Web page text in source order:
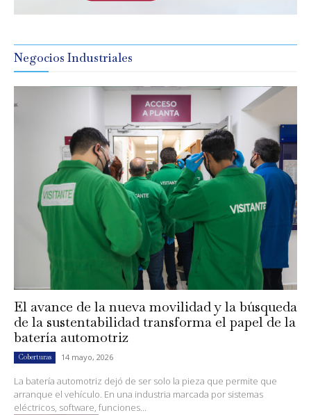
Negocios Industriales
El avance de la nueva movilidad y la búsqueda
de la sustentabilidad transforma el papel de la
batería automotriz
Coberturas 14 mayo, 2026
La batería automotriz dejó de ser solo la pieza que permite que
arranque el vehículo. En una industria marcada por sistemas
eléctricos, software, funciones...